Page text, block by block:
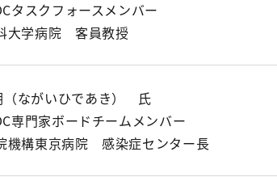
タスクフォースメンバー
大学病院 客員教授
（ながいひであき） 氏
専門家ボードチームメンバー
機構東京病院 感染症センター長